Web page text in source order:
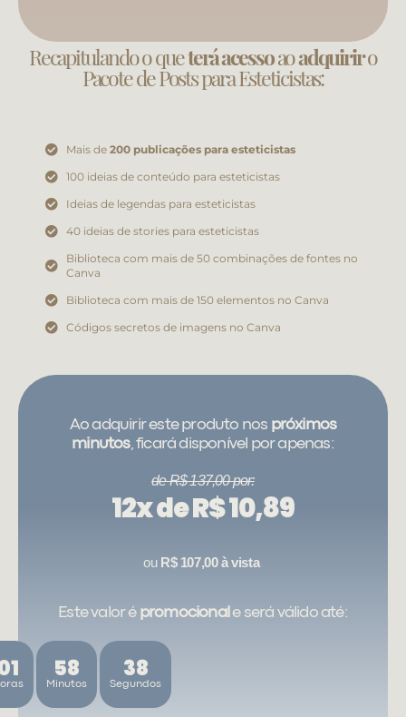
Recapitulando o queterá acessoaoadquiriro
Pacote de Posts para Esteticistas:
Mais de 200 publicações para esteticistas
100 ideias de conteúdo para esteticistas
Ideias de legendas para esteticistas
40 ideias de stories para esteticistas
Biblioteca com mais de 50 combinações de fontes no
Canva
Biblioteca com mais de 150 elementos no Canva
Códigos secretos de imagens no Canva
Ao adquirir este produto nos próximos
minutos, ficará disponível por apenas:
de R$ 137,00 por:
12x de R$ 10,89
ou R$ 107,00 à vista
Este valor é promocional e será válido até:
58
Minutos
37
Segundos